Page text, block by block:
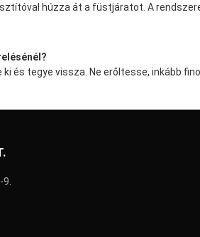
húzza át a füstjáratot. A
és tegye vissza. Ne erőltesse, inkább